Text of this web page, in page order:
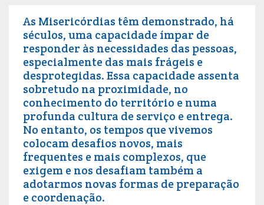
As Misericórdias têm demonstrado, há
séculos, uma capacidade ímpar de
responder às necessidades das pessoas,
especialmente das mais frágeis e
desprotegidas. Essa capacidade assenta
sobretudo na proximidade, no
conhecimento do território e numa
profunda cultura de serviço e entrega.
No entanto, os tempos que vivemos
colocam desafios novos, mais
frequentes e mais complexos, que
exigem e nos desafiam também a
adotarmos novas formas de preparação
e coordenação.